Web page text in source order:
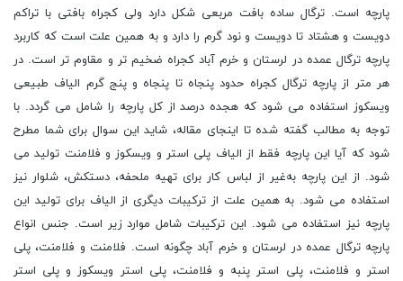
پارچه است. ترگال ساده بافت مربعی شکل دارد ولی کجراه بافتی با تراکم
دویست و هشتاد تا دویست و نود گرم را دارد و به همین علت است که کاربرد
پارچه ترگال عمده در لرستان و خرم آباد کجراه ضخیم ‌تر و مقاوم‌ تر است. در
هر متر از پارچه ترگال کجراه حدود پنجاه تا پنجاه و پنج گرم الیاف طبیعی
ویسکوز استفاده می شود که هجده درصد از کل پارچه را شامل می‌ گردد. با
توجه به مطالب گفته شده تا اینجای مقاله، شاید این سوال برای شما مطرح
شود که آیا این پارچه فقط از الیاف پلی ‌استر و ویسکوز و فلامنت تولید می
شود. از این پارچه به‌غیر از لباس کار برای تهیه ملحفه، دستکش، شلوار نیز
استفاده می شود. به همین علت از ترکیبات دیگری از الیاف برای تولید این
پارچه نیز استفاده می شود. این ترکیبات شامل موارد زیر است. جنس انواع
پارچه ترگال عمده در لرستان و خرم آباد چگونه است. فلامنت و فلامنت، پلی
استر و فلامنت، پلی استر پنبه و فلامنت، پلی استر ویسکوز و پلی استر